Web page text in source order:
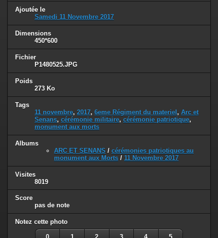
Ajoutée le
Samedi 11 Novembre 2017
Dimensions
450*600
Fichier
P1480525.JPG
Poids
273 Ko
Tags
11 novembre, 2017, 6eme Régiment du materiel, Arc et
Senans, cérémonie militaire, cérémonie patriotique,
monument aux morts
Albums
ARC ET SENANS / cérémonies patriotiques au
monument aux Morts / 11 Novembre 2017
Visites
8019
Score
pas de note
Notez cette photo